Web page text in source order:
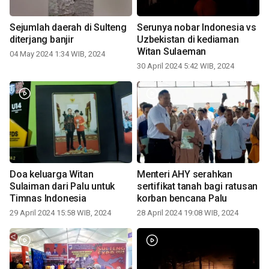
Sejumlah daerah di Sulteng
diterjang banjir
04 May 2024 1:34 WIB, 2024
Serunya nobar Indonesia vs
Uzbekistan di kediaman
Witan Sulaeman
30 April 2024 5:42 WIB, 2024
Doa keluarga Witan
Sulaiman dari Palu untuk
Timnas Indonesia
29 April 2024 15:58 WIB, 2024
Menteri AHY serahkan
sertifikat tanah bagi ratusan
korban bencana Palu
28 April 2024 19:08 WIB, 2024